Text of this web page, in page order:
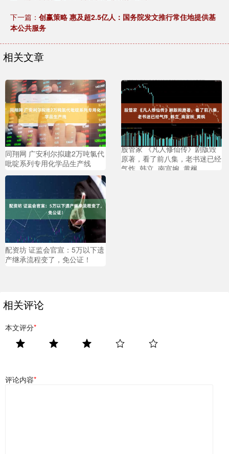
下一篇： 创赢策略 惠及超2.5亿人：国务院发文推行常住地提供基
本公共服务
相关文章
同翔网 广安利尔拟建2万吨氯代
吡啶系列专用化学品生产线
股管家 《凡人修仙传》剧版毁
原著，看了前八集，老书迷已经
气炸_韩立_南宫婉_黄枫
配资坊 证监会官宣：5万以下遗
产继承流程变了，免公证！
相关评论
本文评分*
评论内容*